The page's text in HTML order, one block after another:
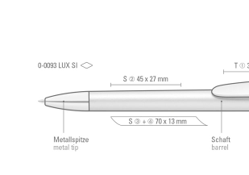
Norm. Die uma Tech Refill 1.0 vermittelt ein
angenehmes und weiches Schreibgefühl.